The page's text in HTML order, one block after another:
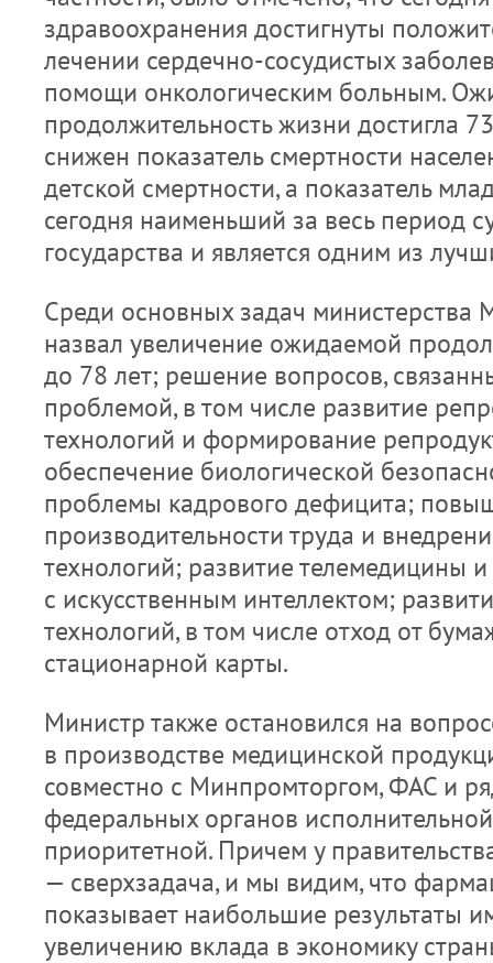
здравоохранения достигнуты
лечении сердечно-сосудистых
помощи онкологическим больным.
продолжительность жизни достигла
снижен показатель смертности
детской смертности, а показатель
сегодня наименьший за весь период
государства и является одним из
Среди основных задач
назвал увеличение ожидаемой
до 78 лет; решение вопросов,
проблемой, в том числе развитие
технологий и формирование
обеспечение биологической
проблемы кадрового дефицита;
производительности труда и
технологий; развитие телемедицины
с искусственным интеллектом;
технологий, в том числе отход от
стационарной карты.
Министр также остановился на
в производстве медицинской
совместно с Минпромторгом, ФАС и
федеральных органов
приоритетной. Причем у
— сверхзадача, и мы видим, что
показывает наибольшие результаты
увеличению вклада в экономику